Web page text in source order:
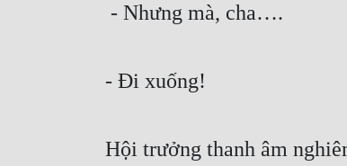
- Nhưng mà, cha….
- Đi xuống!
Hội trưởng thanh âm